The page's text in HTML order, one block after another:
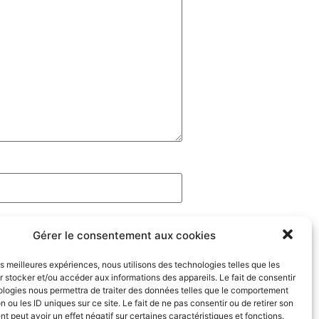
Gérer le consentement aux cookies
meilleures expériences, nous utilisons des technologies telles que les
stocker et/ou accéder aux informations des appareils. Le fait de consentir
nous permettra de traiter des données telles que le comportement
ou les ID uniques sur ce site. Le fait de ne pas consentir ou de retirer son
peut avoir un effet négatif sur certaines caractéristiques et fonctions.